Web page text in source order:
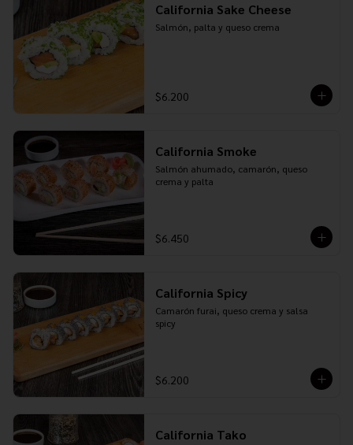
California Sake Cheese
Salmón, palta y queso crema
$6.200
California Smoke
Salmón ahumado, camarón, queso
crema y palta
$6.450
California Spicy
Camarón furai, queso crema y salsa
spicy
$6.200
California Tako